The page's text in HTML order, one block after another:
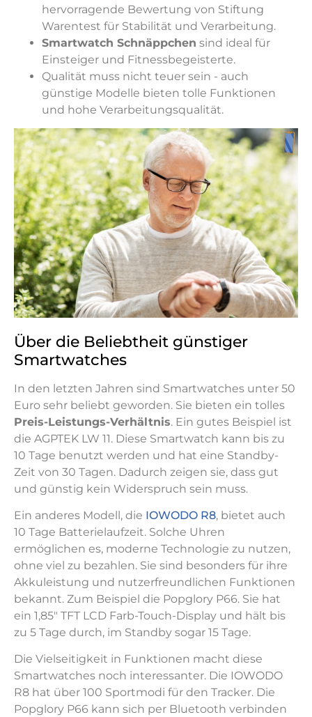
hervorragende Bewertung von Stiftung
Warentest für Stabilität und Verarbeitung.
Smartwatch Schnäppchen sind ideal für
Einsteiger und Fitnessbegeisterte.
Qualität muss nicht teuer sein - auch
günstige Modelle bieten tolle Funktionen
und hohe Verarbeitungsqualität.
Über die Beliebtheit günstiger
Smartwatches
In den letzten Jahren sind Smartwatches unter 50
Euro sehr beliebt geworden. Sie bieten ein tolles
Preis-Leistungs-Verhältnis. Ein gutes Beispiel ist
die AGPTEK LW 11. Diese Smartwatch kann bis zu
10 Tage benutzt werden und hat eine Standby-
Zeit von 30 Tagen. Dadurch zeigen sie, dass gut
und günstig kein Widerspruch sein muss.
Ein anderes Modell, die IOWODO R8, bietet auch
10 Tage Batterielaufzeit. Solche Uhren
ermöglichen es, moderne Technologie zu nutzen,
ohne viel zu bezahlen. Sie sind besonders für ihre
Akkuleistung und nutzerfreundlichen Funktionen
bekannt. Zum Beispiel die Popglory P66. Sie hat
ein 1,85" TFT LCD Farb-Touch-Display und hält bis
zu 5 Tage durch, im Standby sogar 15 Tage.
Die Vielseitigkeit in Funktionen macht diese
Smartwatches noch interessanter. Die IOWODO
R8 hat über 100 Sportmodi für den Tracker. Die
Popglory P66 kann sich per Bluetooth verbinden